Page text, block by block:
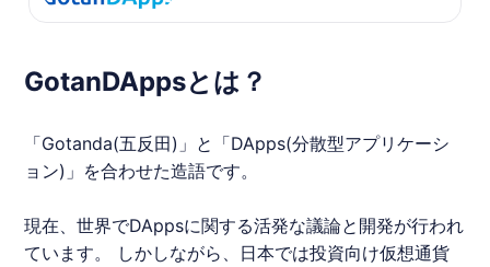
GotanDAppsとは？
「Gotanda(五反田)」と「DApps(分散型アプリケーシ
ョン)」を合わせた造語です。
現在、世界でDAppsに関する活発な議論と開発が行われ
ています。 しかしながら、日本では投資向け仮想通貨